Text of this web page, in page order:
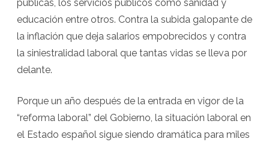
públicas, los servicios públicos como sanidad y
educación entre otros. Contra la subida galopante de
la inflación que deja salarios empobrecidos y contra
la siniestralidad laboral que tantas vidas se lleva por
delante.
Porque un año después de la entrada en vigor de la
“reforma laboral” del Gobierno, la situación laboral en
el Estado español sigue siendo dramática para miles